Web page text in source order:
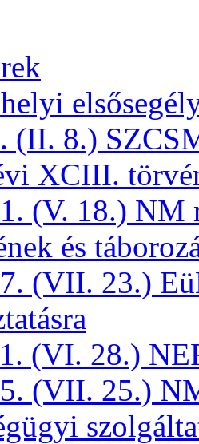
(II. 8.)
XCIII.
(V. 18.) NM
és
(VII. 23.)
(VI. 28.)
(VII. 25.)